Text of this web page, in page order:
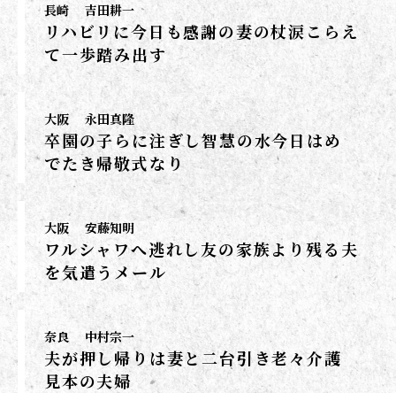
長崎 吉田耕一
リハビリに今日も感謝の妻の杖涙こらえ
て一歩踏み出す
大阪 永田真隆
卒園の子らに注ぎし智慧の水今日はめ
でたき帰敬式なり
大阪 安藤知明
ワルシャワへ逃れし友の家族より残る夫
を気遣うメール
奈良 中村宗一
夫が押し帰りは妻と二台引き老々介護
見本の夫婦